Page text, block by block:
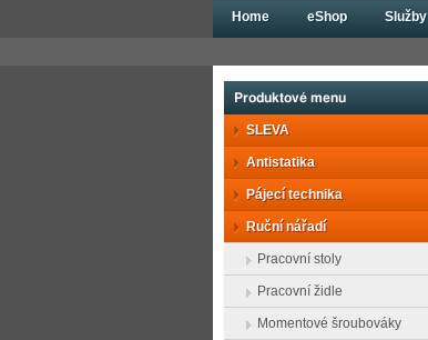
Produktové menu
SLEVA
Antistatika
Pájecí technika
Ruční nářadí
Pracovní stoly
Pracovní židle
Momentové šroubováky
Home eShop Služby